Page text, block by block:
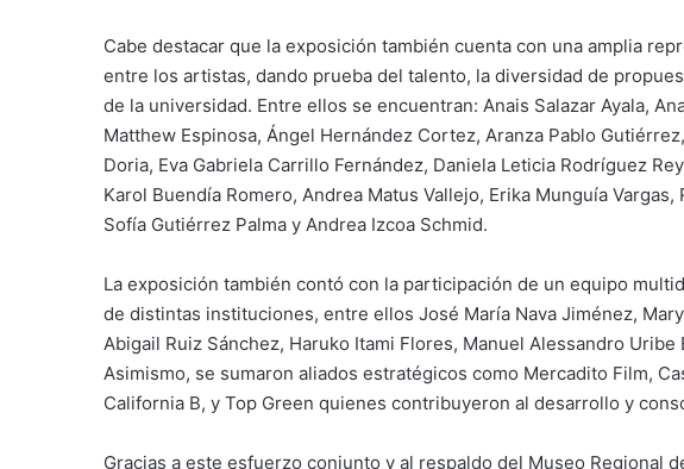
Cabe destacar que la exposición también cuenta con una amplia
entre los artistas, dando prueba del talento, la diversidad de
de la universidad. Entre ellos se encuentran: Anais Salazar Ayala,
Matthew Espinosa, Ángel Hernández Cortez, Aranza Pablo
Doria, Eva Gabriela Carrillo Fernández, Daniela Leticia Rodríguez
Karol Buendía Romero, Andrea Matus Vallejo, Erika Munguía
Sofía Gutiérrez Palma y Andrea Izcoa Schmid.
La exposición también contó con la participación de un equipo
de distintas instituciones, entre ellos José María Nava Jiménez,
Abigail Ruiz Sánchez, Haruko Itami Flores, Manuel Alessandro Uribe
Asimismo, se sumaron aliados estratégicos como Mercadito Film,
California B, y Top Green quienes contribuyeron al desarrollo y
Gracias a este esfuerzo conjunto y al respaldo del Museo Regional